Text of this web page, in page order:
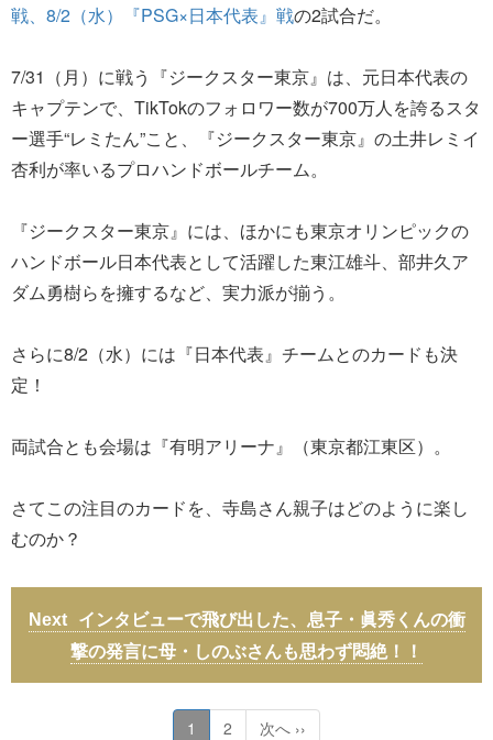
戦、8/2（水）『PSG×日本代表』戦の2試合だ。
7/31（月）に戦う『ジークスター東京』は、元日本代表の
キャプテンで、TikTokのフォロワー数が700万人を誇るスタ
ー選手“レミたん”こと、『ジークスター東京』の土井レミイ
杏利が率いるプロハンドボールチーム。
『ジークスター東京』には、ほかにも東京オリンピックの
ハンドボール日本代表として活躍した東江雄斗、部井久ア
ダム勇樹らを擁するなど、実力派が揃う。
さらに8/2（水）には『日本代表』チームとのカードも決
定！
両試合とも会場は『有明アリーナ』（東京都江東区）。
さてこの注目のカードを、寺島さん親子はどのように楽し
むのか？
インタビューで飛び出した、息子・眞秀くんの衝
撃の発言に母・しのぶさんも思わず悶絶！！
1 2 次へ ››